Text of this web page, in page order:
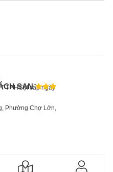
SẠN
TP.HCM cấp ngày
Phường Chợ Lớn,